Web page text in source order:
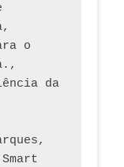
o
da